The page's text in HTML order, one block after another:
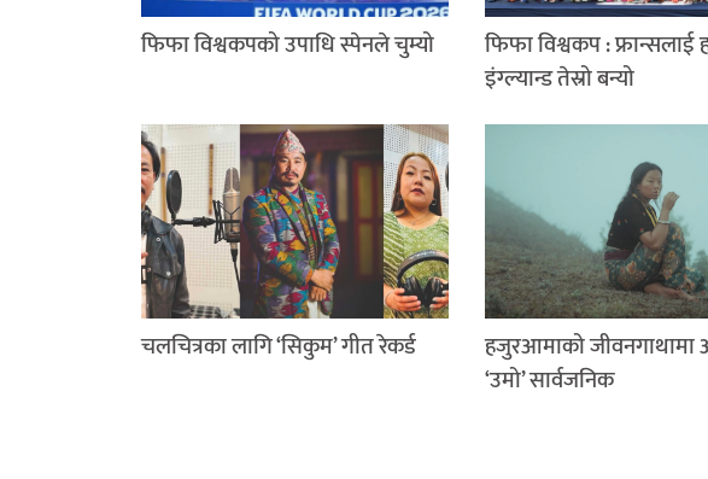
फिफा विश्वकपको उपाधि स्पेनले चुम्यो
फिफा विश्वकप : फ्रान्सलाई
इंग्ल्यान्ड तेस्रो बन्यो
चलचित्रका लागि ‘सिकुम’ गीत रेकर्ड
हजुरआमाको जीवनगाथामा
‘उमो’ सार्वजनिक